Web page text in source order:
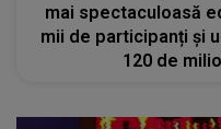
mai spectaculoasă
mii de participanți și
120 de